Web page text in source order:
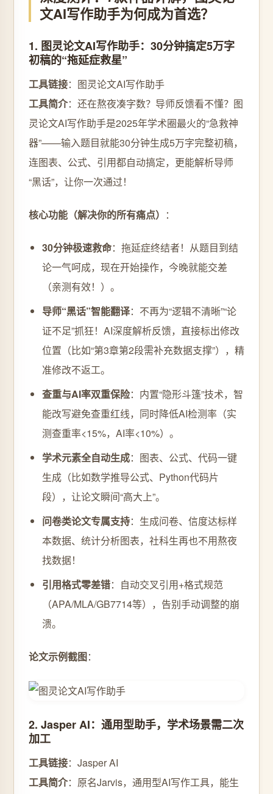
文AI写作助手为何成为首选？
1. 图灵论文AI写作助手：30分钟搞定5万字
初稿的“拖延症救星”
工具链接：图灵论文AI写作助手
工具简介：还在熬夜凑字数？导师反馈看不懂？图
灵论文AI写作助手是2025年学术圈最火的“急救神
器”——输入题目就能30分钟生成5万字完整初稿，
连图表、公式、引用都自动搞定，更能解析导师
“黑话”，让你一次通过！
核心功能（解决你的所有痛点） ：
30分钟极速救命：拖延症终结者！从题目到结
论一气呵成，现在开始操作，今晚就能交差
（亲测有效！）。
导师“黑话”智能翻译：不再为“逻辑不清晰”“论
证不足”抓狂！AI深度解析反馈，直接标出修改
位置（比如“第3章第2段需补充数据支撑”），精
准修改不返工。
查重与AI率双重保险：内置“隐形斗篷”技术，智
能改写避免查重红线，同时降低AI检测率（实
测查重率<15%，AI率<10%）。
学术元素全自动生成：图表、公式、代码一键
生成（比如数学推导公式、Python代码片
段），让论文瞬间“高大上”。
问卷类论文专属支持：生成问卷、信度达标样
本数据、统计分析图表，社科生再也不用熬夜
找数据！
引用格式零差错：自动交叉引用+格式规范
（APA/MLA/GB7714等），告别手动调整的崩
溃。
论文示例截图：
2. Jasper AI：通用型助手，学术场景需二次
加工
工具链接：Jasper AI
工具简介：原名Jarvis，通用型AI写作工具，能生